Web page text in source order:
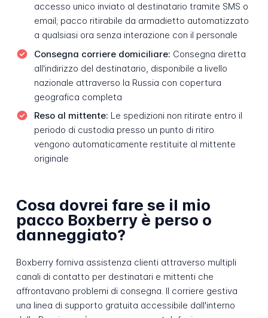
accesso unico inviato al destinatario tramite SMS o
email; pacco ritirabile da armadietto automatizzato
a qualsiasi ora senza interazione con il personale
Consegna corriere domiciliare: Consegna diretta
all'indirizzo del destinatario, disponibile a livello
nazionale attraverso la Russia con copertura
geografica completa
Reso al mittente: Le spedizioni non ritirate entro il
periodo di custodia presso un punto di ritiro
vengono automaticamente restituite al mittente
originale
Cosa dovrei fare se il mio
pacco Boxberry è perso o
danneggiato?
Boxberry forniva assistenza clienti attraverso multipli
canali di contatto per destinatari e mittenti che
affrontavano problemi di consegna. Il corriere gestiva
una linea di supporto gratuita accessibile dall'interno